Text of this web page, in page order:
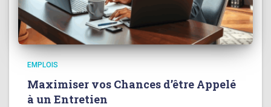
EMPLOIS
Maximiser vos Chances d’être Appelé
à un Entretien